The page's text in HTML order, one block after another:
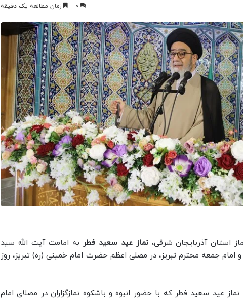
0 زمان مطالعه یک دقیقه
استان آذربایجان شرقی،نماز عید سعید فطر به امامت آیت الله سید
جمعه محترم تبریز، در مصلی اعظم حضرت امام خمینی (ره) تبریز، روز
عید سعید فطر که با حضور انبوه و باشکوه نمازگزاران در مصلای امام